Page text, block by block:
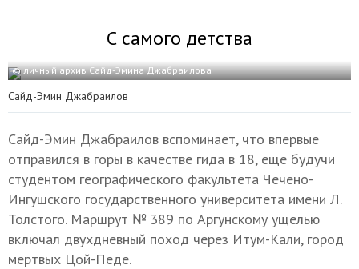
С самого детства
© личный архив Сайд-Эмина Джабраилова
Сайд-Эмин Джабраилов
Сайд-Эмин Джабраилов вспоминает, что впервые
отправился в горы в качестве гида в 18, еще будучи
студентом географического факультета Чечено-
Ингушского государственного университета имени Л.
Толстого. Маршрут № 389 по Аргунскому ущелью
включал двухдневный поход через Итум-Кали, город
мертвых Цой-Педе.